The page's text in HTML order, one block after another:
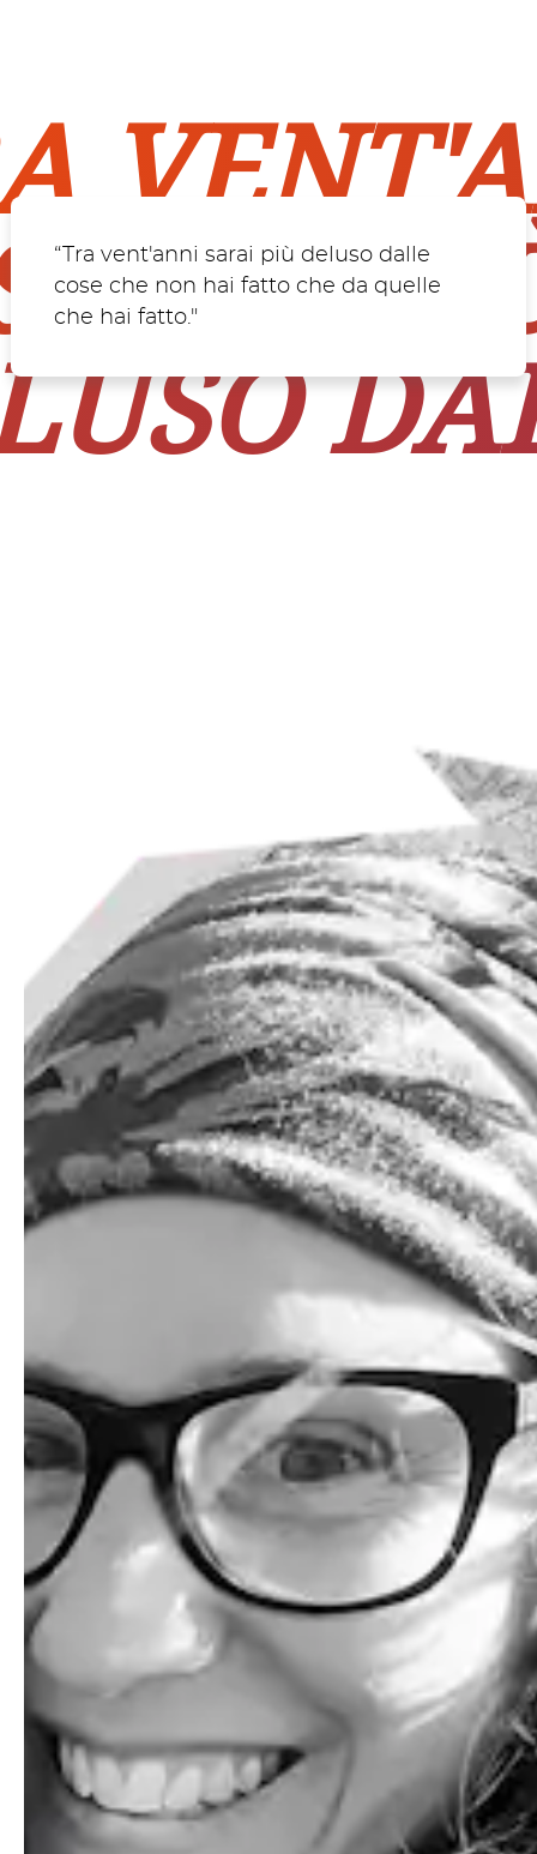
“Tra vent'anni sarai più deluso dalle
cose che non hai fatto che da quelle
che hai fatto."